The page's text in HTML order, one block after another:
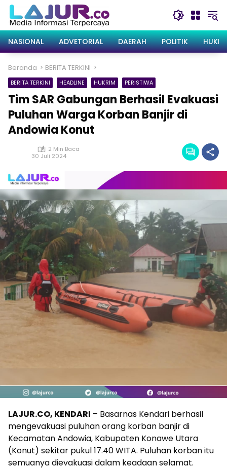
Langsung
konten
NASIONAL
ADVETORIAL DAERAH POLITIK
Beranda BERITA TERKINI
BERITA TERKINI HEADLINE HUKRIM PERISTIWA
Tim SAR Gabungan Berhasil Evakuasi
Puluhan Warga Korban Banjir di
Andowia Konut
2 Min Baca
30 Juli 2024
LAJUR.CO, KENDARI – Basarnas Kendari berhasil
mengevakuasi puluhan orang korban banjir di
Kecamatan Andowia, Kabupaten Konawe Utara
(Konut) sekitar pukul 17.40 WITA. Puluhan korban itu
semuanya dievakuasi dalam keadaan selamat.